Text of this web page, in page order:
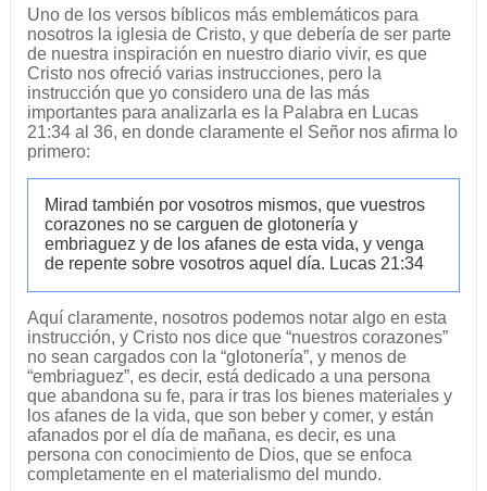
Uno de los versos bíblicos más emblemáticos para
nosotros la iglesia de Cristo, y que debería de ser parte
de nuestra inspiración en nuestro diario vivir, es que
Cristo nos ofreció varias instrucciones, pero la
instrucción que yo considero una de las más
importantes para analizarla es la Palabra en Lucas
21:34 al 36, en donde claramente el Señor nos afirma lo
primero:
Mirad también por vosotros mismos, que vuestros
corazones no se carguen de glotonería y
embriaguez y de los afanes de esta vida, y venga
de repente sobre vosotros aquel día. Lucas 21:34
Aquí claramente, nosotros podemos notar algo en esta
instrucción, y Cristo nos dice que “nuestros corazones”
no sean cargados con la “glotonería”, y menos de
“embriaguez”, es decir, está dedicado a una persona
que abandona su fe, para ir tras los bienes materiales y
los afanes de la vida, que son beber y comer, y están
afanados por el día de mañana, es decir, es una
persona con conocimiento de Dios, que se enfoca
completamente en el materialismo del mundo.